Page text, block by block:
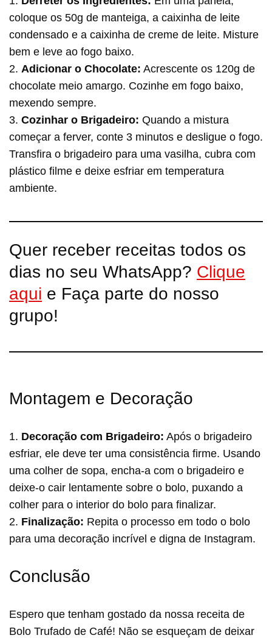
coloque os 50g de manteiga, a caixinha de leite
condensado e a caixinha de creme de leite. Misture
bem e leve ao fogo baixo.
2. Adicionar o Chocolate: Acrescente os 120g de
chocolate meio amargo. Cozinhe em fogo baixo,
mexendo sempre.
3. Cozinhar o Brigadeiro: Quando a mistura
começar a ferver, conte 3 minutos e desligue o fogo.
Transfira o brigadeiro para uma vasilha, cubra com
plástico filme e deixe esfriar em temperatura
ambiente.
Quer receber receitas todos os
dias no seu WhatsApp? Clique
aqui e Faça parte do nosso
grupo!
Montagem e Decoração
1. Decoração com Brigadeiro: Após o brigadeiro
esfriar, ele deve ter uma consistência firme. Usando
uma colher de sopa, encha-a com o brigadeiro e
deixe-o cair lentamente sobre o bolo, puxando a
colher para o interior do bolo para finalizar.
2. Finalização: Repita o processo em todo o bolo
para uma decoração incrível e digna de Instagram.
Conclusão
Espero que tenham gostado da nossa receita de
Bolo Trufado de Café! Não se esqueçam de deixar